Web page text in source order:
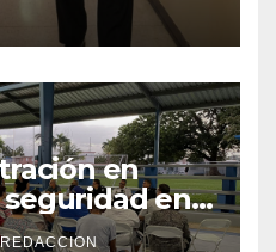
en
en
REDACCION